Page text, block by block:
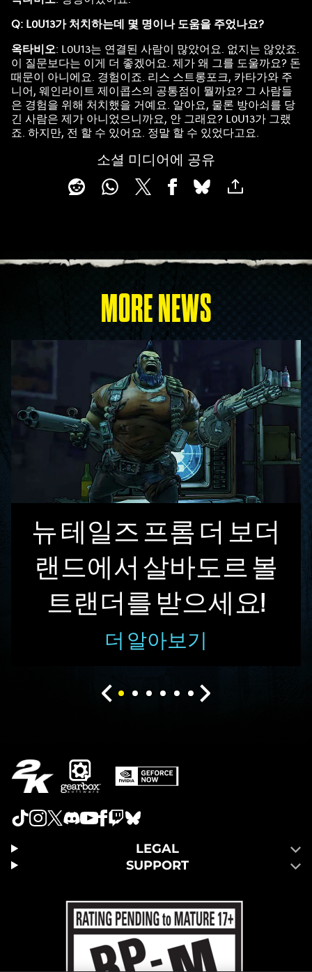
Q: L0U13가 처치하는데 몇 명이나 도움을 주었나요?
옥타비오: L0U13는 연결된 사람이 많았어요. 없지는 않았죠.
이 질문보다는 이게 더 좋겠어요. 제가 왜 그를 도울까요? 돈
때문이 아니에요. 경험이죠. 리스 스트롱포크, 카타가와 주
니어, 웨인라이트 제이콥스의 공통점이 뭘까요? 그 사람들
은 경험을 위해 처치했을 거예요. 알아요, 물론 방아쇠를 당
긴 사람은 제가 아니었으니까요, 안 그래요? L0U13가 그랬
죠. 하지만, 전 할 수 있어요. 정말 할 수 있었다고요.
소셜 미디어에 공유
MORE NEWS
뉴 테일즈 프롬 더 보더
랜드에서 살바도르 볼
트랜더를 받으세요!
더 알아보기
LEGAL
SUPPORT